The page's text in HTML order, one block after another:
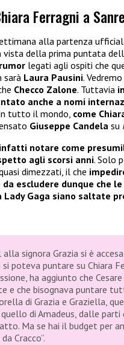
Ferragni a
alla partenza
vista della prima puntata
rumor legati agli ospiti che
sarà Laura Pausini.
Checco Zalone. Tuttavia
anche a nomi
tutto il mondo, come
Giuseppe Candela su
notare come
agli scorsi anni. Solo
dimezzati, il che
da escludere dunque che
Lady Gaga siano saltate
alla signora Grazia si è
poteva puntare su Chiara
ha aggiunto che
e che bisognava puntare
di Grazia e Graziella,
di Amadeus, dalle
Ma se hai il budget per
Cracco”.